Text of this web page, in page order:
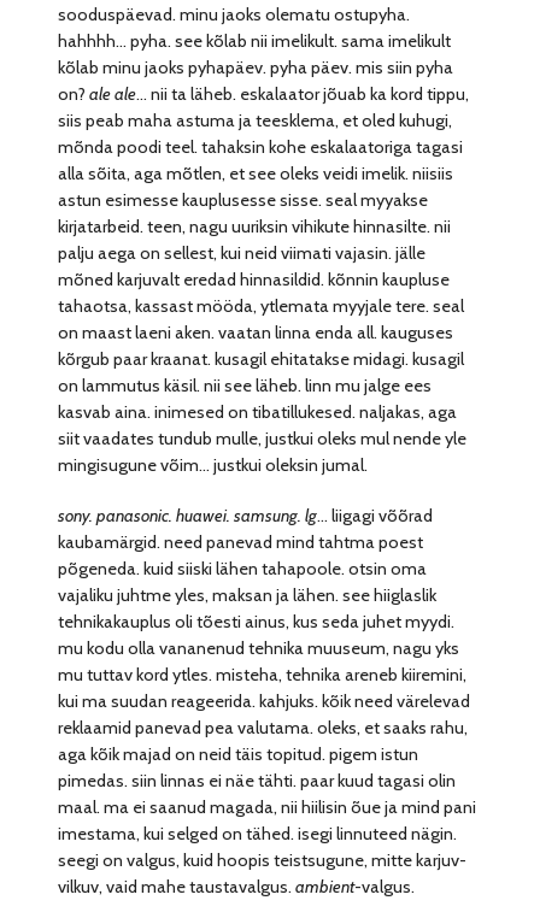
sooduspäevad. minu jaoks olematu ostupyha.
hahhhh… pyha. see kõlab nii imelikult. sama imelikult
kõlab minu jaoks pyhapäev. pyha päev. mis siin pyha
on?ale ale… nii ta läheb. eskalaator jõuab ka kord tippu,
siis peab maha astuma ja teesklema, et oled kuhugi,
mõnda poodi teel. tahaksin kohe eskalaatoriga tagasi
alla sõita, aga mõtlen, et see oleks veidi imelik. niisiis
astun esimesse kauplusesse sisse. seal myyakse
kirjatarbeid. teen, nagu uuriksin vihikute hinnasilte. nii
palju aega on sellest, kui neid viimati vajasin. jälle
mõned karjuvalt eredad hinnasildid. kõnnin kaupluse
tahaotsa, kassast mööda, ytlemata myyjale tere. seal
on maast laeni aken. vaatan linna enda all. kauguses
kõrgub paar kraanat. kusagil ehitatakse midagi. kusagil
on lammutus käsil. nii see läheb. linn mu jalge ees
kasvab aina. inimesed on tibatillukesed. naljakas, aga
siit vaadates tundub mulle, justkui oleks mul nende yle
mingisugune võim… justkui oleksin jumal.
sony. panasonic. huawei. samsung. lg… liigagi võõrad
kaubamärgid. need panevad mind tahtma poest
põgeneda. kuid siiski lähen tahapoole. otsin oma
vajaliku juhtme yles, maksan ja lähen. see hiiglaslik
tehnikakauplus oli tõesti ainus, kus seda juhet myydi.
mu kodu olla vananenud tehnika muuseum, nagu yks
mu tuttav kord ytles. misteha, tehnika areneb kiiremini,
kui ma suudan reageerida. kahjuks. kõik need värelevad
reklaamid panevad pea valutama. oleks, et saaks rahu,
aga kõik majad on neid täis topitud. pigem istun
pimedas. siin linnas ei näe tähti. paar kuud tagasi olin
maal. ma ei saanud magada, nii hiilisin õue ja mind pani
imestama, kui selged on tähed. isegi linnuteed nägin.
seegi on valgus, kuid hoopis teistsugune, mitte karjuv-
vilkuv, vaid mahe taustavalgus.ambient-valgus.